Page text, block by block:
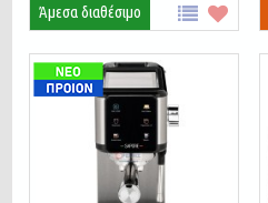
Άμεσα διαθέσιμο